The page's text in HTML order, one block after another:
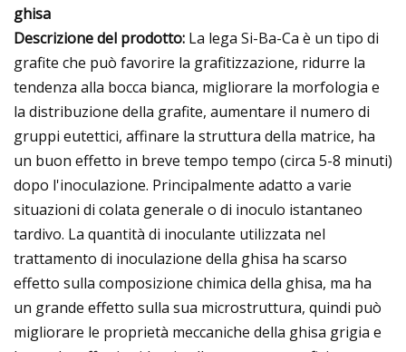
ghisa
Descrizione del prodotto: La lega Si-Ba-Ca è un tipo di
grafite che può favorire la grafitizzazione, ridurre la
tendenza alla bocca bianca, migliorare la morfologia e
la distribuzione della grafite, aumentare il numero di
gruppi eutettici, affinare la struttura della matrice, ha
un buon effetto in breve tempo tempo (circa 5-8 minuti)
dopo l'inoculazione. Principalmente adatto a varie
situazioni di colata generale o di inoculo istantaneo
tardivo. La quantità di inoculante utilizzata nel
trattamento di inoculazione della ghisa ha scarso
effetto sulla composizione chimica della ghisa, ma ha
un grande effetto sulla sua microstruttura, quindi può
migliorare le proprietà meccaniche della ghisa grigia e